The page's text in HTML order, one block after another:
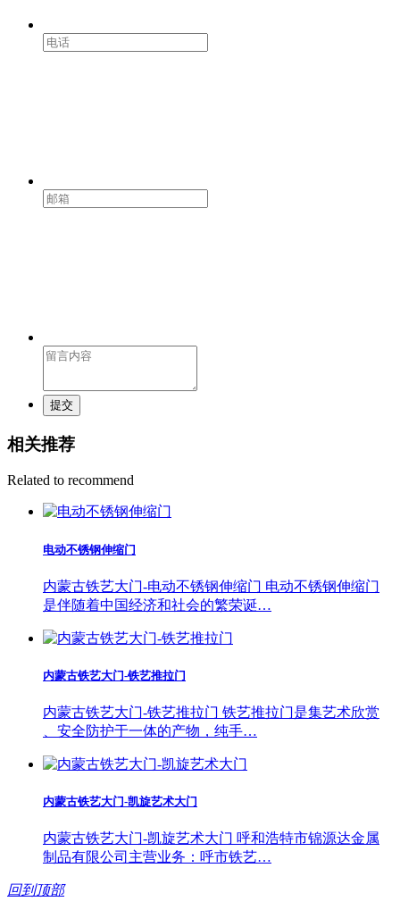
提交
相关推荐
Related to recommend
电动不锈钢伸缩门
内蒙古铁艺大门-电动不锈钢伸缩门 电动不锈钢伸缩门
是伴随着中国经济和社会的繁荣诞…
内蒙古铁艺大门-铁艺推拉门
内蒙古铁艺大门-铁艺推拉门 铁艺推拉门是集艺术欣赏
、安全防护于一体的产物，纯手…
内蒙古铁艺大门-凯旋艺术大门
内蒙古铁艺大门-凯旋艺术大门 呼和浩特市锦源达金属
制品有限公司主营业务：呼市铁艺…
回到顶部